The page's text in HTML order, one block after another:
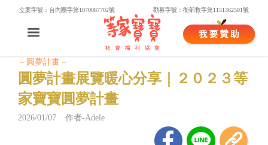
立案字號：台內團字第1070087702號 勸募字號：衛部救字第1151362501號
－圓夢計畫－
圓夢計畫展覽暖心分享｜２０２３等
家寶寶圓夢計畫
2026/01/07 作者-Adele